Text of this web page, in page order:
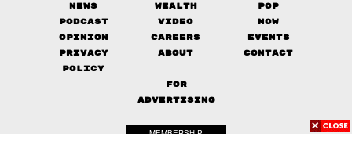
News Wealth
Pop
Podcast
Video
Now
Opinion
Careers
Events
Privacy
Policy
About Contact
FOR
ADVERTISING
MEMBERSHIP